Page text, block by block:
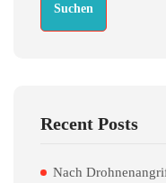
Suchen
Recent Posts
Nach